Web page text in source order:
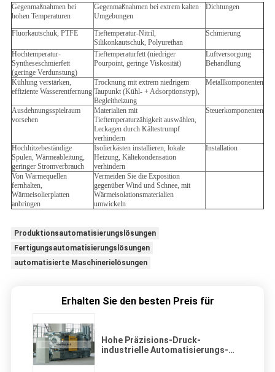
Gegenmaßnahmen bei
hohen Temperaturen
Gegenmaßnahmen bei extrem kalten
Umgebungen
Dichtungen
Fluorkautschuk, PTFE
Tieftemperatur-Nitril,
Silikonkautschuk, Polyurethan
Schmierung
Hochtemperatur-
Syntheseschmierfett
(geringe Verdunstung)
Tieftemperaturfett (niedriger
Pourpoint, geringe Viskosität)
Luftversorgung
Behandlung
Kühlung verstärken,
effiziente Wasserentfernung
Trocknung mit extrem niedrigem
Taupunkt (Kühl- + Adsorptionstyp),
Begleitheizung
Metallkomponenten
Ausdehnungsspielraum
vorsehen
Materialien mit
Tieftemperaturzähigkeit auswählen,
Leckagen durch Kältestrumpf
verhindern
Steuerkomponenten
Hochhitzebeständige
Spulen, Wärmeableitung,
geringer Stromverbrauch
Isolierkästen installieren, lokale
Heizung, Kältekondensation
verhindern
Installation
Von Wärmequellen
fernhalten,
Wärmeisolierplatten
anbringen
Vermeiden Sie die Exposition
gegenüber Wind und Schnee, mit
Wärmeisolationsmaterialien
umwickeln
Produktionsautomatisierungslösungen
Fertigungsautomatisierungslösungen
automatisierte Maschinerielösungen
Erhalten Sie den besten Preis für
Hohe Präzisions-Druck-
industrielle Automatisierungs-